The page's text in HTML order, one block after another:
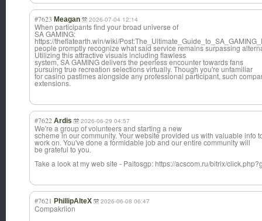
#7623 Meagan 2026-07-04 12:14
When participants find your broad universe of
SA GAMING:
https://theflatearth.win/wiki/
people promptly recognize what said service remains surpassing
Utilizing this attractive visuals including flawless
system, SA GAMING delivers the peerless encounter towards fans
pursuing true recreation selections virtually. Though you're unfamiliar
for casino pastimes alongside any professional participant, such
extensions.
#7622 Ardis 2026-06-29 04:57
We're a group of volunteers and starting a new
scheme in our community. Your website provided us with valuable info
work on. You've done a formidable job and our entire community will
be grateful to you.
Take a look at my web site - Paitosgp: https://acscom.ru/bitrix/
#7621 PhillipAlteX 2026-06-08 06:47
Compakrlion